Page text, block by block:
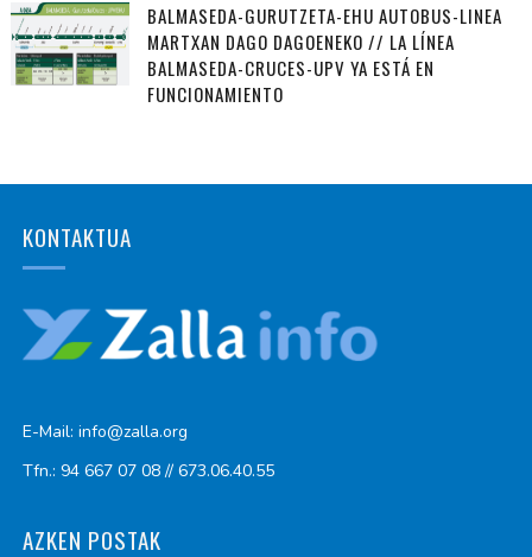
BALMASEDA-GURUTZETA-EHU AUTOBUS-LINEA
MARTXAN DAGO DAGOENEKO // LA LÍNEA
BALMASEDA-CRUCES-UPV YA ESTÁ EN
FUNCIONAMIENTO
KONTAKTUA
E-Mail: info@zalla.org
Tfn.: 94 667 07 08 // 673.06.40.55
AZKEN POSTAK